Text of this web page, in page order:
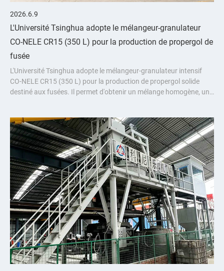
2026.6.9
L'Université Tsinghua adopte le mélangeur-granulateur
CO-NELE CR15 (350 L) pour la production de propergol de
fusée
L'Université Tsinghua adopte le mélangeur-granulateur intensif
CO-NELE CR15 (350 L) pour la production de propergol solide
destiné aux fusées. Il permet d'obtenir un mélange homogène, une